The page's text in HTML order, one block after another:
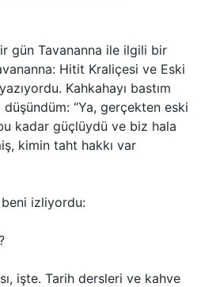
gün Tavananna ile ilgili bir
Hitit Kraliçesi ve Eski
Kahkahayı bastım
“Ya, gerçekten eski
kadar güçlüydü ve biz hala
kimin taht hakkı var
izliyordu:
işte. Tarih dersleri ve kahve